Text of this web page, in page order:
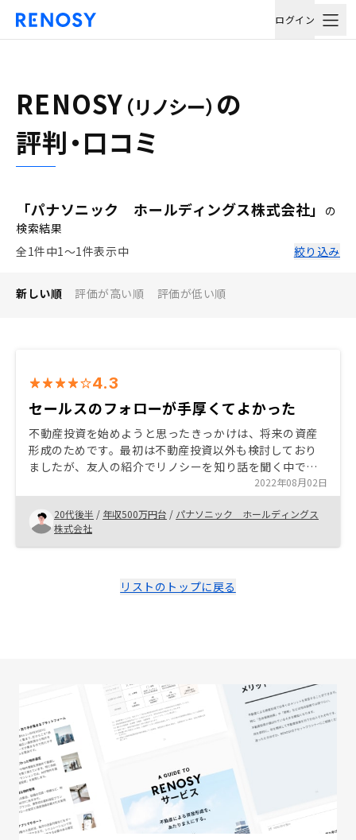
ログイン
RENOSY （リノシー） の
評判・口コミ
「パナソニック ホールディングス株式会社」
の
検索結果
全1件中1〜1件表示中
絞り込み
新しい順 評価が高い順 評価が低い順
4.3
セールスのフォローが手厚くてよかった
不動産投資を始めようと思ったきっかけは、将来の資産
形成のためです。最初は不動産投資以外も検討しており
ましたが、友人の紹介でリノシーを知り話を聞く中で資
産形成のイメージが湧いたかつ、信頼に足ると判断した
ため物件購入を決断いたしました。
2022年08月02日
20代後半 / 年収500万円台 / パナソニック ホールディングス
株式会社
リストのトップに戻る